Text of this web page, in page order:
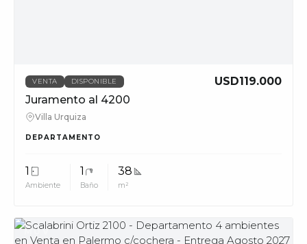
VENTA DISPONIBLE
USD119.000
Juramento al 4200
Villa Urquiza
DEPARTAMENTO
1
Ambiente
1
Baño
38
m²
MUV